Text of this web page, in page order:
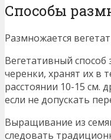
Способы
Размножается
Вегетативный
черенки, хранят их в
расстоянии 10-15 см.
если не допускать
Выращивание из
следовать